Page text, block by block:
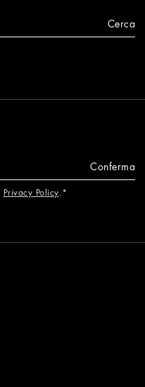
Cerca
Conferma
Privacy Policy.